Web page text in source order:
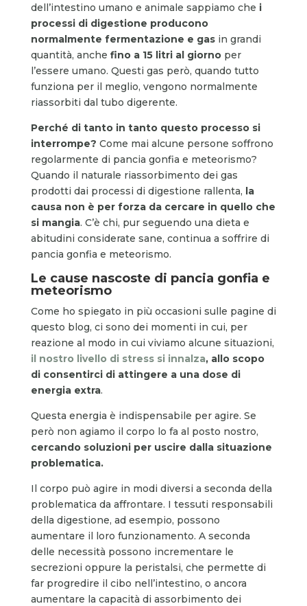
dell’intestino umano e animale sappiamo che i
processi di digestione producono
normalmente fermentazione e gasin grandi
quantità, anche fino a 15 litri al giorno per
l’essere umano. Questi gas però, quando tutto
funziona per il meglio, vengono normalmente
riassorbiti dal tubo digerente.
Perché di tanto in tanto questo processo si
interrompe? Come mai alcune persone soffrono
regolarmente di pancia gonfia e meteorismo?
Quando il naturale riassorbimento dei gas
prodotti dai processi di digestione rallenta, la
causa non è per forza da cercare in quello che
si mangia. C’è chi, pur seguendo una dieta e
abitudini considerate sane, continua a soffrire di
pancia gonfia e meteorismo.
Le cause nascoste di pancia gonfia e
meteorismo
Come ho spiegato in più occasioni sulle pagine di
questo blog, ci sono dei momenti in cui, per
reazione al modo in cui viviamo alcune situazioni,
il nostro livello di stress si innalza, allo scopo
di consentirci di attingere a una dose di
energia extra.
Questa energia è indispensabile per agire. Se
però non agiamo il corpo lo fa al posto nostro,
cercando soluzioni per uscire dalla situazione
problematica.
Il corpo può agire in modi diversi a seconda della
problematica da affrontare. I tessuti responsabili
della digestione, ad esempio, possono
aumentare il loro funzionamento. A seconda
delle necessità possono incrementare le
secrezioni oppure la peristalsi, che permette di
far progredire il cibo nell’intestino, o ancora
aumentare la capacità di assorbimento dei